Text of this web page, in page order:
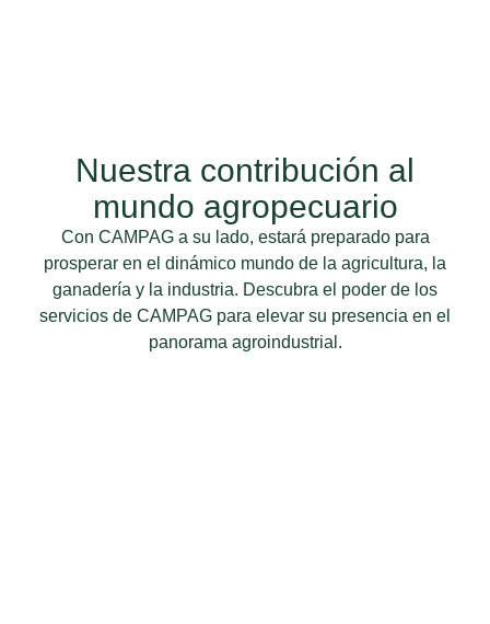
Nuestra contribución al
mundo agropecuario
Con CAMPAG a su lado, estará preparado para
prosperar en el dinámico mundo de la agricultura, la
ganadería y la industria. Descubra el poder de los
servicios de CAMPAG para elevar su presencia en el
panorama agroindustrial.